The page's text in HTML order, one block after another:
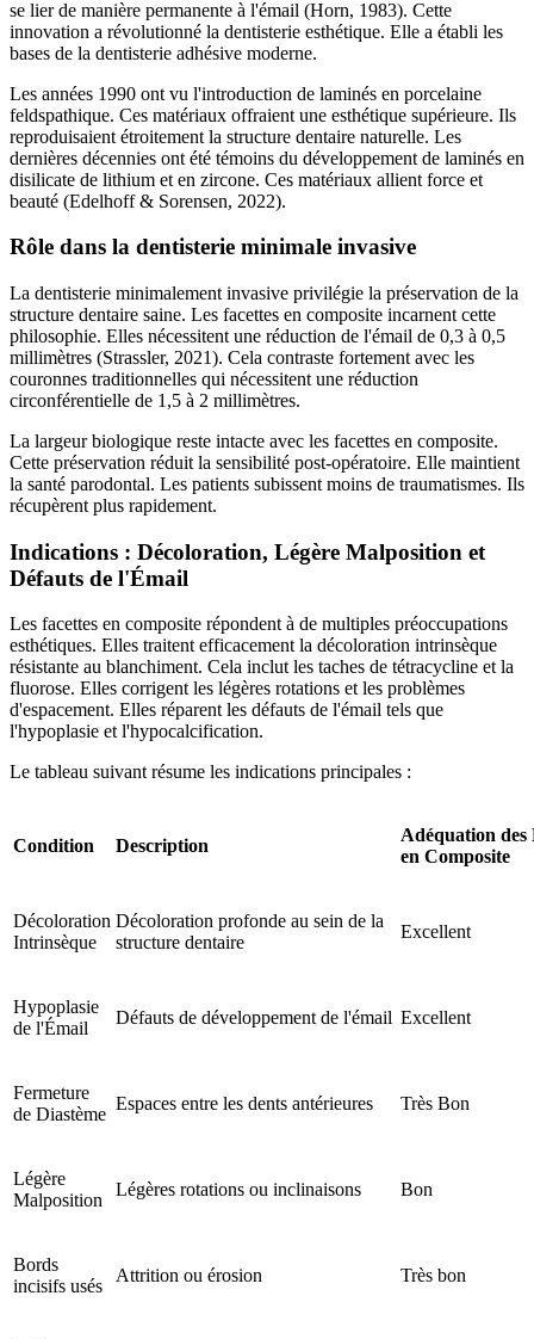
se lier de manière permanente à l'émail (Horn, 1983). Cette
innovation a révolutionné la dentisterie esthétique. Elle a établi les
bases de la dentisterie adhésive moderne.
Les années 1990 ont vu l'introduction de laminés en porcelaine
feldspathique. Ces matériaux offraient une esthétique supérieure. Ils
reproduisaient étroitement la structure dentaire naturelle. Les
dernières décennies ont été témoins du développement de laminés en
disilicate de lithium et en zircone. Ces matériaux allient force et
beauté (Edelhoff & Sorensen, 2022).
Rôle dans la dentisterie minimale invasive
La dentisterie minimalement invasive privilégie la préservation de la
structure dentaire saine. Les facettes en composite incarnent cette
philosophie. Elles nécessitent une réduction de l'émail de 0,3 à 0,5
millimètres (Strassler, 2021). Cela contraste fortement avec les
couronnes traditionnelles qui nécessitent une réduction
circonférentielle de 1,5 à 2 millimètres.
La largeur biologique reste intacte avec les facettes en composite.
Cette préservation réduit la sensibilité post-opératoire. Elle maintient
la santé parodontal. Les patients subissent moins de traumatismes. Ils
récupèrent plus rapidement.
Indications : Décoloration, Légère Malposition et
Défauts de l'Émail
Les facettes en composite répondent à de multiples préoccupations
esthétiques. Elles traitent efficacement la décoloration intrinsèque
résistante au blanchiment. Cela inclut les taches de tétracycline et la
fluorose. Elles corrigent les légères rotations et les problèmes
d'espacement. Elles réparent les défauts de l'émail tels que
l'hypoplasie et l'hypocalcification.
Le tableau suivant résume les indications principales :
Condition Description
Adéquation des
en Composite
Décoloration
Intrinsèque
Décoloration profonde au sein de la
structure dentaire
Excellent
Hypoplasie
de l'Émail
Défauts de développement de l'émail Excellent
Fermeture
de Diastème
Espaces entre les dents antérieures Très Bon
Légère
Malposition
Légères rotations ou inclinaisons Bon
Bords
incisifs usés
Attrition ou érosion Très bon